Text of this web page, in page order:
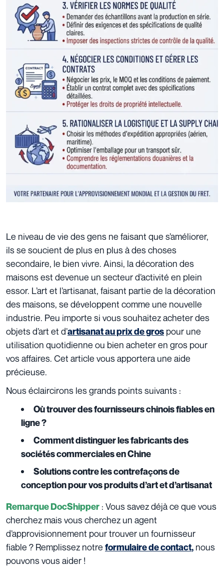
Le niveau de vie des gens ne faisant que s’améliorer,
ils se soucient de plus en plus à des choses
secondaire, le bien vivre. Ainsi, la décoration des
maisons est devenue un secteur d’activité en plein
essor. L’art et l’artisanat, faisant partie de la décoration
des maisons, se développent comme une nouvelle
industrie. Peu importe si vous souhaitez acheter des
objets d’art et d’artisanat au prix de gros pour une
utilisation quotidienne ou bien acheter en gros pour
vos affaires. Cet article vous apportera une aide
précieuse.
Nous éclaircirons les grands points suivants :
Où trouver des fournisseurs chinois fiables en
ligne ?
Comment distinguer les fabricants des
sociétés commerciales en Chine
Solutions contre les contrefaçons de
conception pour vos produits d’art et d’artisanat
Remarque DocShipper : Vous savez déjà ce que vous
cherchez mais vous cherchez un agent
d’approvisionnement pour trouver un fournisseur
fiable ? Remplissez notre formulaire de contact, nous
pouvons vous aider !